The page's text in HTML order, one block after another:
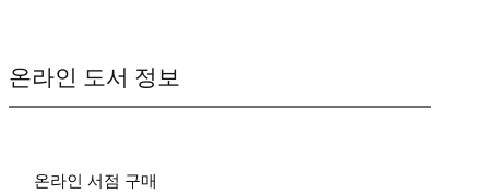
온라인 도서 정보
온라인 서점 구매